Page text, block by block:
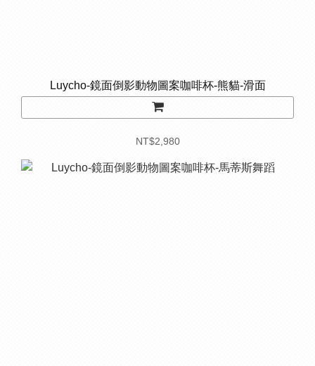
Luycho-鏡面倒影動物圖案咖啡杯-熊貓-滑面
NT$2,980